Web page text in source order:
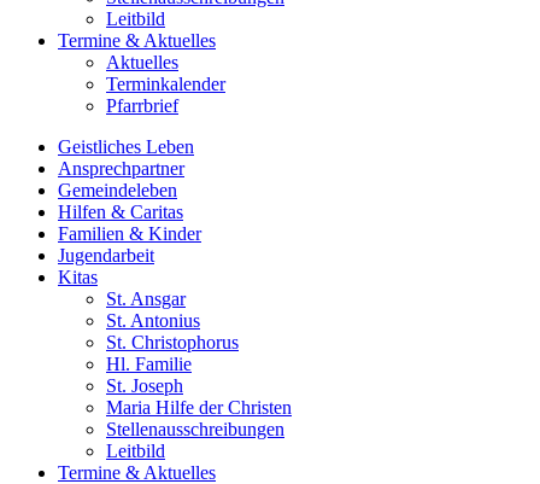
Leitbild
Termine & Aktuelles
Aktuelles
Terminkalender
Pfarrbrief
Geistliches Leben
Ansprech­partner
Gemeinde­leben
Hilfen & Caritas
Familien & Kinder
Jugend­arbeit
Kitas
St. Ansgar
St. Antonius
St. Christophorus
Hl. Familie
St. Joseph
Maria Hilfe der Christen
Stellenausschreibungen
Leitbild
Termine & Aktuelles